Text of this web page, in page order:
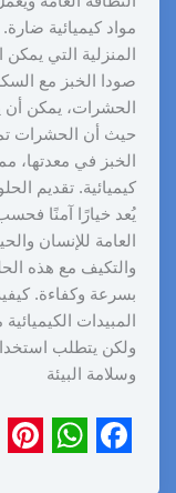
مواد كيميائية
المنزلية التي
صودا الخبز مع
الحشرات، يمكن
حيث أن الحشرات
الخبز في معدتها،
كيميائية. تقديم
يُعد خيارًا آمنًا
العامة للإنسان
والتكيف مع هذه
بسرعة وكفاءة.
المبيدات
ولكن يتطلب
وسلامة البيئة